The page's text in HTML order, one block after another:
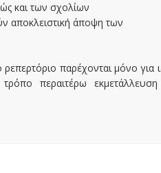
και των σχολίων
αποκλειστική άποψη των
παρέχονται μόνο για
περαιτέρω